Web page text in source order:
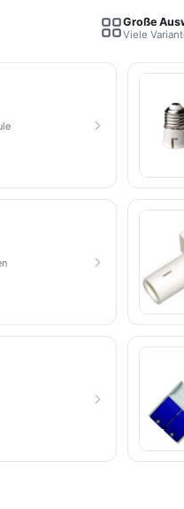
Große
Viele